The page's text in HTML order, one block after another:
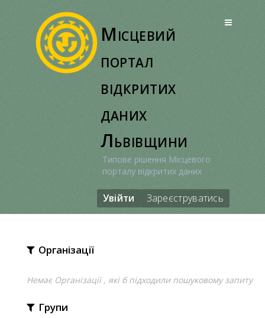
Місцевий
портал
відкритих
даних
Львівщини
Типове рішення Місцевого
порталу відкритих даних
Увійти Зареєструватись
Організації
Немає Організації , які б підходили пошуковому запиту
Групи